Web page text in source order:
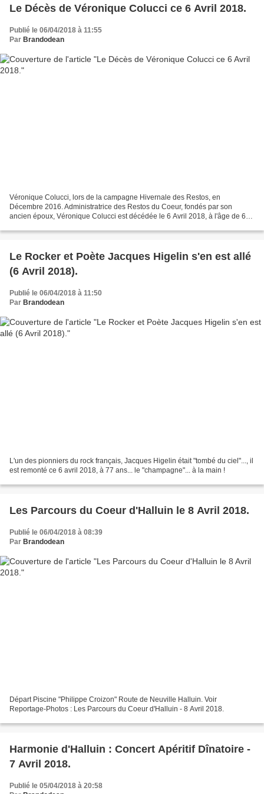
Le Décès de Véronique Colucci ce 6 Avril 2018.
Publié le 06/04/2018 à 11:55
Par Brandodean
Véronique Colucci, lors de la campagne Hivernale des Restos, en
Décembre 2016. Administratrice des Restos du Coeur, fondés par son
ancien époux, Véronique Colucci est décédée le 6 Avril 2018, à l'âge de 69
Le Rocker et Poète Jacques Higelin s'en est allé
(6 Avril 2018).
Publié le 06/04/2018 à 11:50
Par Brandodean
L'un des pionniers du rock français, Jacques Higelin était "tombé du ciel"..., il
est remonté ce 6 avril 2018, à 77 ans... le "champagne"... à la main !
Les Parcours du Coeur d'Halluin le 8 Avril 2018.
Publié le 06/04/2018 à 08:39
Par Brandodean
Départ Piscine "Philippe Croizon" Route de Neuville Halluin. Voir
Reportage-Photos : Les Parcours du Coeur d'Halluin - 8 Avril 2018.
Harmonie d'Halluin : Concert Apéritif Dînatoire -
7 Avril 2018.
Publié le 05/04/2018 à 20:58